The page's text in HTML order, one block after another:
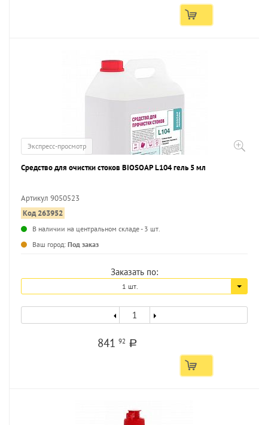
Экспресс-просмотр
Средство для очистки стоков BIOSOAP L104 гель 5 мл
Артикул 9050523
Код 263952
В наличии на центральном складе - 3 шт.
Ваш город: Под заказ
Заказать по:
1 шт.
84192 a